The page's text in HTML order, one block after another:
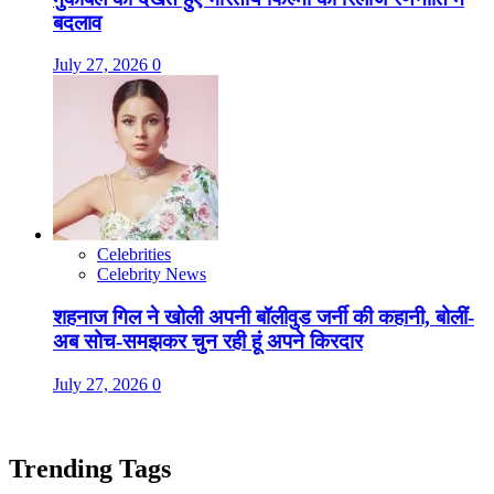
बदलाव
July 27, 2026 0
Celebrities
Celebrity News
शहनाज गिल ने खोली अपनी बॉलीवुड जर्नी की कहानी, बोलीं-
अब सोच-समझकर चुन रही हूं अपने किरदार
July 27, 2026 0
Trending Tags